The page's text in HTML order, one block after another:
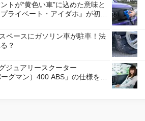
トが“黄色い車”に込めた意味と
ライベート・アイダホ』が初の
版で復活
ペースにガソリン車が駐車！法
？
ジュアリースクーター
グマン）400 ABS」の仕様を変
売